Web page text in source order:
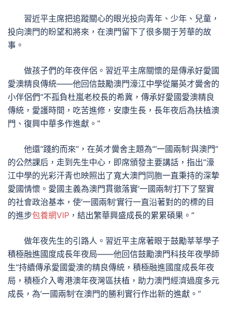
習近平主席把追蹤關心的眼光投向青年、少年、兒童，
投向澳門的盼望和將來，在澳門留下了很多關于芳華的故
事。
做孩子們的年夜伴侶。習近平主席關懷的是傳承好愛國
愛澳精良傳統——他回信鼓勵澳門濠江中學從屬英才黌舍的
小伴侶們“不孤負杜嵐老校長的希冀，傳承好愛國愛澳精良
傳統，愛護時間，吃苦進修，安康生長，長年夜后為扶植澳
門、復興中華多作進獻。”
他還“踐約而來”，在英才黌舍主題為“‘一國兩制’與澳門”
的公然課后，走到先生中心，即席頒發主要講話，指出“濠
江中學的光彩汗青也映照出了寬大澳門同胞一直秉持的深摯
愛國情懷。愛國主義為澳門貫徹落實‘一國兩制’打下了堅實
的社會政治基本，使‘一國兩制’實行一直沿著對的的標的目
的進步包養網VIP ，結出繁華興盛成長的累累碩果。”
做年夜先生的引路人。習近平主席著眼于鼓勵莘莘學子
積極融進國度成長年夜局——他回信鼓勵澳門科技年夜學師
生“持續傳承愛國愛澳的精良傳統，積極融進國度成長年夜
局，積極介入粵港澳年夜灣區扶植，助力澳門經濟過度多元
成長，為‘一國兩制’在澳門的勝利實行作出新的進獻。”